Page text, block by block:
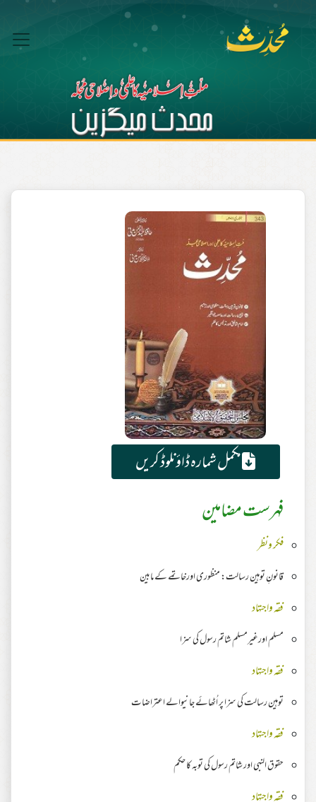
مکمل شمارہ ڈاؤنلوڈ کریں
فہرست مضامین
فکر ونظر
قانونِ توہین رسالت: منظوری اورخاتمے کے مابین
فقہ واجتہاد
مسلم اورغیرمسلم شاتم رسول کی سزا
فقہ واجتہاد
توہین رسالت کی سزا پر اُٹھائے جانیوالے اعتراضات
فقہ واجتہاد
حقوق النبی اور شاتم رسول کی توبہ کا حکم